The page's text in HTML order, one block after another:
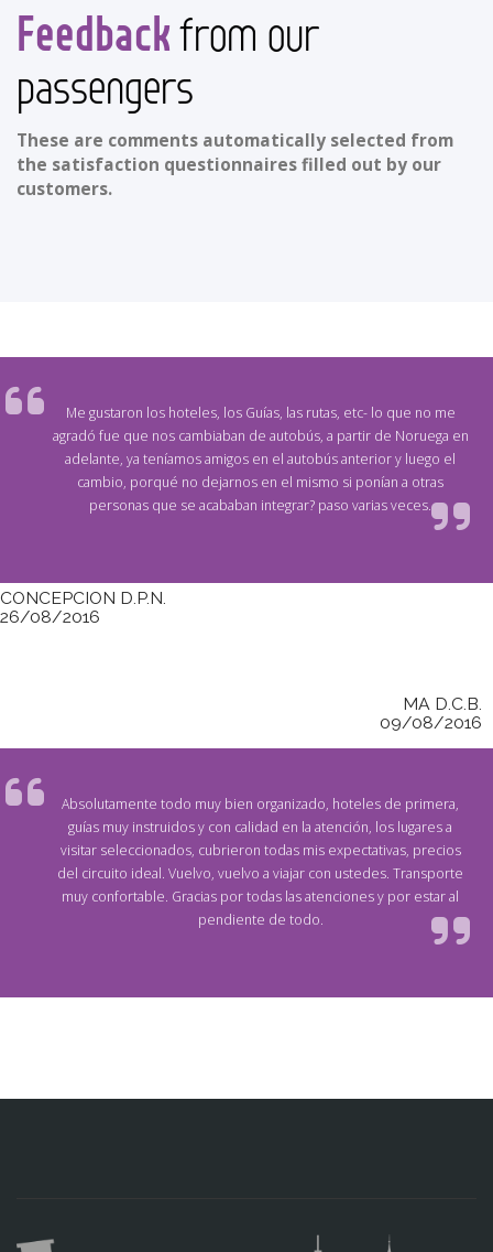
Feedbackfrom our
passengers
These are comments automatically selected from
the satisfaction questionnaires filled out by our
customers.
Me gustaron los hoteles, los Guías, las rutas, etc- lo que no me
agradó fue que nos cambiaban de autobús, a partir de Noruega en
adelante, ya teníamos amigos en el autobús anterior y luego el
cambio, porqué no dejarnos en el mismo si ponían a otras
personas que se acababan integrar? paso varias veces.
CONCEPCION D.P.N.
26/08/2016
MA D.C.B.
09/08/2016
Absolutamente todo muy bien organizado, hoteles de primera,
guías muy instruidos y con calidad en la atención, los lugares a
visitar seleccionados, cubrieron todas mis expectativas, precios
del circuito ideal. Vuelvo, vuelvo a viajar con ustedes. Transporte
muy confortable. Gracias por todas las atenciones y por estar al
pendiente de todo.